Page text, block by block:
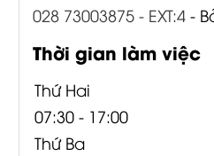
028 73003875 - EXT:4-
Thời gian làm việc
Thứ Hai
07:30 - 17:00
Thứ Ba